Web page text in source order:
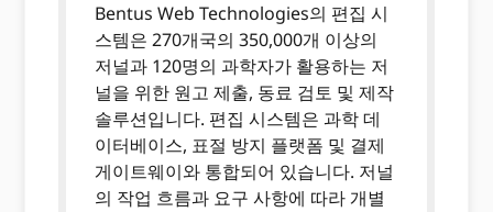
Bentus Web Technologies의 편집 시
스템은 270개국의 350,000개 이상의
저널과 120명의 과학자가 활용하는 저
널을 위한 원고 제출, 동료 검토 및 제작
솔루션입니다. 편집 시스템은 과학 데
이터베이스, 표절 방지 플랫폼 및 결제
게이트웨이와 통합되어 있습니다. 저널
의 작업 흐름과 요구 사항에 따라 개별